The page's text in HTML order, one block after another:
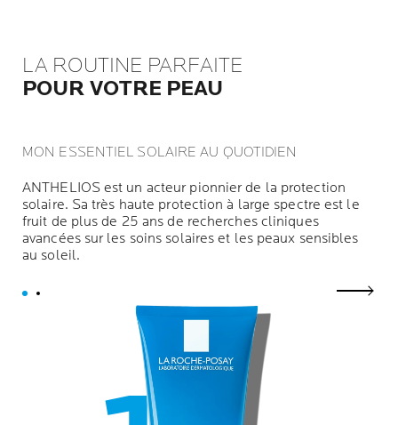
LA ROUTINE PARFAITE
POUR VOTRE PEAU
MON ESSENTIEL SOLAIRE AU QUOTIDIEN
ANTHELIOS est un acteur pionnier de la protection
solaire. Sa très haute protection à large spectre est le
fruit de plus de 25 ans de recherches cliniques
avancées sur les soins solaires et les peaux sensibles
au soleil.
next